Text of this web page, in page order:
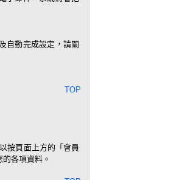
自動完成設定，請關
TOP
按頁面上方的「會員
各項資料。